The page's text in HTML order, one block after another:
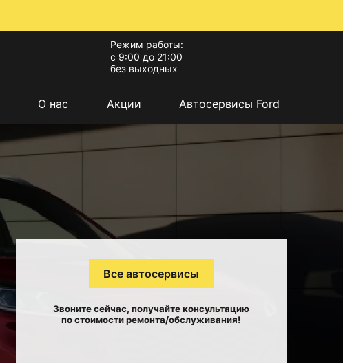
Режим работы:
с 9:00 до 21:00
без выходных
О нас Акции Автосервисы Ford
Все автосервисы
Звоните сейчас, получайте консультацию
по стоимости ремонта/обслуживания!